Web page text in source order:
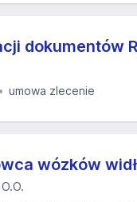
dokumentów
umowa zlecenie
wózków